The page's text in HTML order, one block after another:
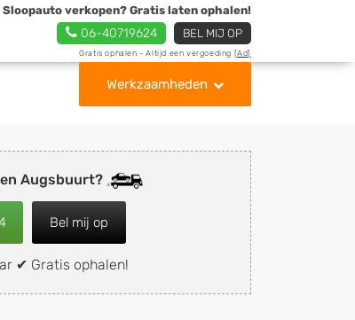
Sloopauto verkopen? Gratis laten ophalen!
06-40719624 BEL MIJ OP
Gratis ophalen - Altijd een vergoeding [Ad]
Werkzaamheden
Augsbuurt?
Bel mij op
✔ Gratis ophalen!